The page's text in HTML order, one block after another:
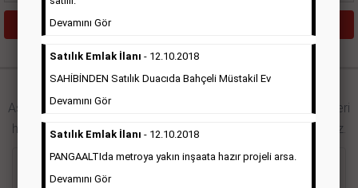
Hürriyet Gazetesi İlan Türleri
Aşağıdaki bağlantıları takip ederek Hürriyet gazetesi ilan türleri
hakkında detaylara ulaşabilir, ilan örneklerini inceleyebilirsiniz.
Devamını Gör
Satılık Emlak İlanı - 12.10.2018
SAHİBİNDEN Satılık Duacıda Bahçeli Müstakil Ev
Devamını Gör
Satılık Emlak İlanı - 12.10.2018
PANGAALTIda metroya yakın inşaata hazır projeli arsa.
Devamını Gör